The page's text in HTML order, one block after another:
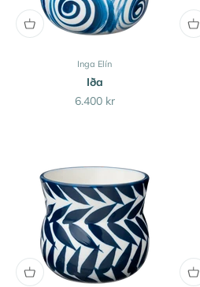
Inga Elín
Iða
Sale price
6.400 kr